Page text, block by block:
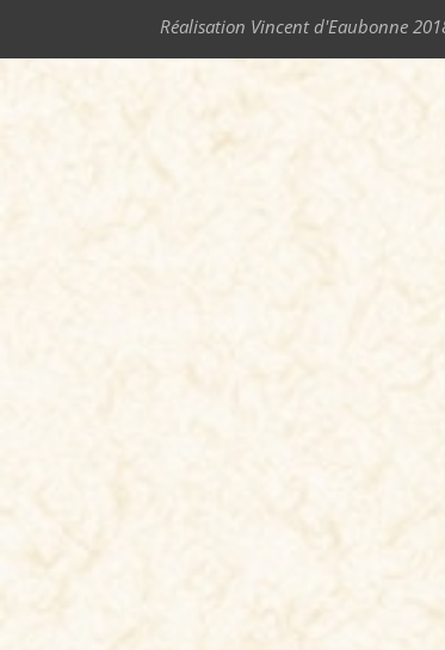
Réalisation Vincent d'Eaubonne